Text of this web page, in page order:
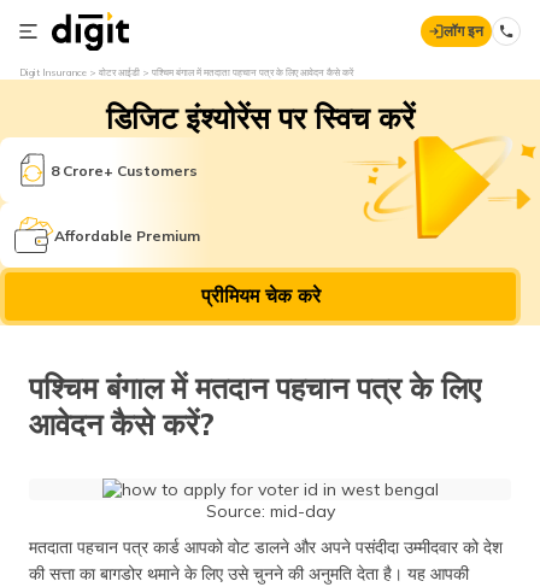
लॉग इन
Digit Insurance वोटर आईडी पश्चिम बंगाल में मतदाता पहचान पत्र के लिए आवेदन कैसे करें
डिजिट इंश्योरेंस पर स्विच करें
8 Crore+ Customers
Affordable Premium
प्रीमियम चेक करे
पश्चिम बंगाल में मतदान पहचान पत्र के लिए
आवेदन कैसे करें?
Source: mid-day
मतदाता पहचान पत्र कार्ड आपको वोट डालने और अपने पसंदीदा उम्मीदवार को देश
की सत्ता का बागडोर थमाने के लिए उसे चुनने की अनुमति देता है। यह आपकी